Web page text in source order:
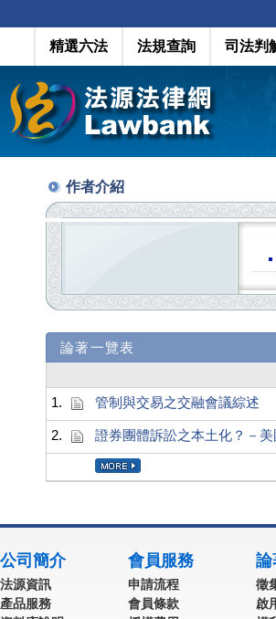
精選六法 法規查詢 司法判
作者介紹
論著一覽表
1.
管制與交易之交融會議綜述
2. 證券團體訴訟之本土化？－
公司簡介
法源資訊
產品服務
會員服務
申請流程
會員條款
論
徵
啟